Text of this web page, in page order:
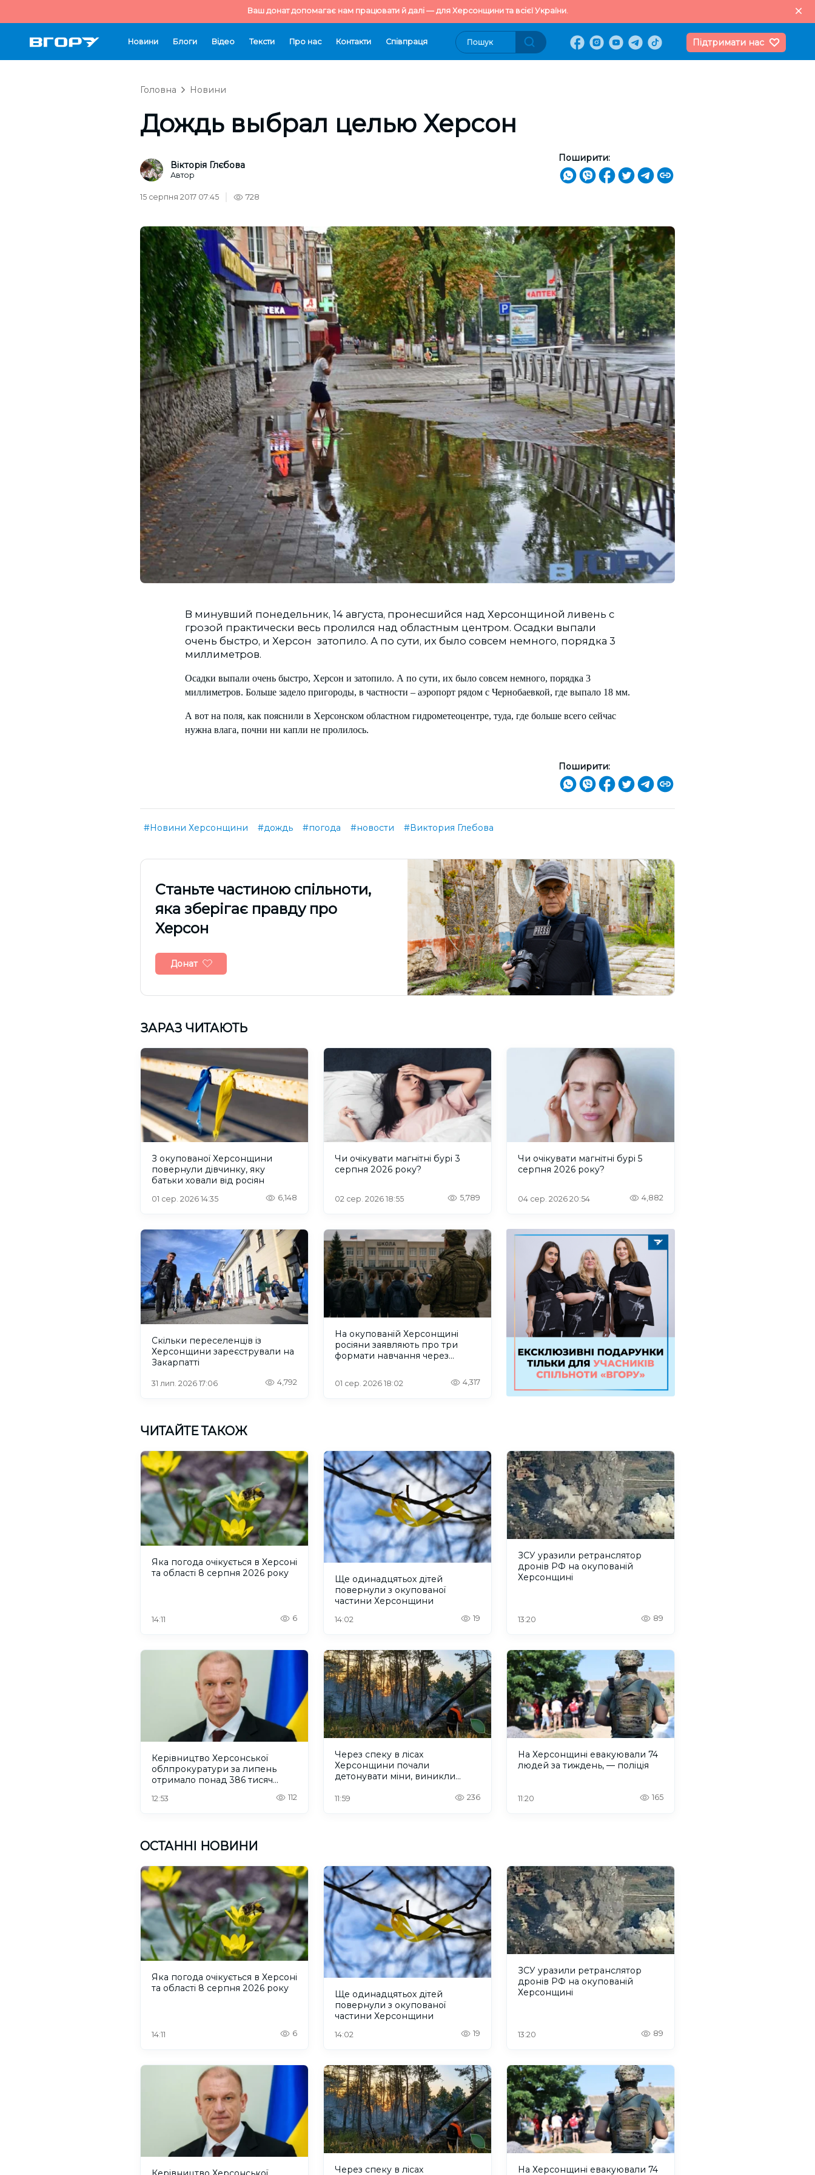
Ваш донат допомагає нам працювати й далі — для Херсонщини та всієї України.
Новини Блоги Відео Тексти Про нас Контакти Cпівпраця Підтримати нас
Головна Новини
Дождь выбрал целью Херсон
Вікторія Глєбова
Автор
Поширити:
15 серпня 2017 07:45 728
В минувший понедельник, 14 августа, пронесшийся над Херсонщиной ливень с
грозой практически весь пролился над областным центром. Осадки выпали
очень быстро, и Херсон затопило. А по сути, их было совсем немного, порядка 3
миллиметров.
Осадки выпали очень быстро, Херсон и затопило. А по сути, их было совсем немного, порядка 3
миллиметров. Больше задело пригороды, в частности – аэропорт рядом с Чернобаевкой, где выпало 18 мм.
А вот на поля, как пояснили в Херсонском областном гидрометеоцентре, туда, где больше всего сейчас
нужна влага, почни ни капли не пролилось.
Поширити:
#Новини Херсонщини #дождь #погода #новости #Виктория Глебова
Cтаньте частиною спільноти,
яка зберігає правду про
Херсон
Донат
ЗАРАЗ ЧИТАЮТЬ
З окупованої Херсонщини
повернули дівчинку, яку
батьки ховали від росіян
01 сер. 2026 14:35 6,148
Чи очікувати магнітні бурі 3
серпня 2026 року?
02 сер. 2026 18:55 5,789
Чи очікувати магнітні бурі 5
серпня 2026 року?
04 сер. 2026 20:54 4,882
Скільки переселенців із
Херсонщини зареєстрували на
Закарпатті
31 лип. 2026 17:06 4,792
На окупованій Херсонщині
росіяни заявляють про три
формати навчання через
01 сер. 2026 18:02 4,317
ЧИТАЙТЕ ТАКОЖ
Яка погода очікується в Херсоні
та області 8 серпня 2026 року
14:11 6
Ще одинадцятьох дітей
повернули з окупованої
частини Херсонщини
14:02 19
ЗСУ уразили ретранслятор
дронів РФ на окупованій
Херсонщині
13:20 89
Керівництво Херсонської
облпрокуратури за липень
отримало понад 386 тисяч
12:53 112
Через спеку в лісах
Херсонщини почали
детонувати міни, виникли
11:59 236
На Херсонщині евакуювали 74
людей за тиждень, — поліція
11:20 165
ОСТАННІ НОВИНИ
Яка погода очікується в Херсоні
та області 8 серпня 2026 року
14:11 6
Ще одинадцятьох дітей
повернули з окупованої
частини Херсонщини
14:02 19
ЗСУ уразили ретранслятор
дронів РФ на окупованій
Херсонщині
13:20 89
Через спеку в лісах
На Херсонщині евакуювали 74